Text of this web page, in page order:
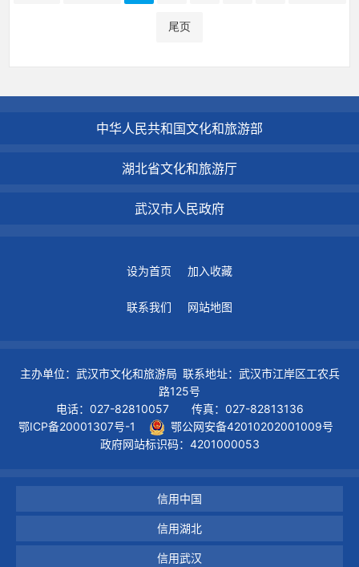
尾页
中华人民共和国文化和旅游部
湖北省文化和旅游厅
武汉市人民政府
设为首页 加入收藏
联系我们 网站地图
主办单位：武汉市文化和旅游局 联系地址：武汉市江岸区工农兵
路125号
电话：027-82810057 传真：027-82813136
鄂ICP备20001307号-1
鄂公网安备42010202001009号
政府网站标识码：4201000053
信用中国
信用湖北
信用武汉